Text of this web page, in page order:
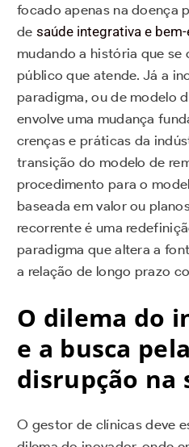
focado apenas na doença
de saúde integrativa e
mudando a história que se
público que atende. Já a
paradigma, ou de modelo
envolve uma mudança
crenças e práticas da
transição do modelo de
procedimento para o
baseada em valor ou
recorrente é uma
paradigma que altera a
a relação de longo prazo
O dilema do
e a busca pela
disrupção na
O gestor de clínicas deve